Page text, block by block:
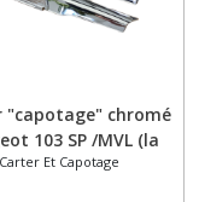
"capotage" chromé
103 SP /MVL (la
paire)
Carter Et Capotage